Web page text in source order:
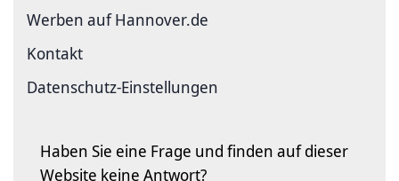
Werben auf Hannover.de
Kontakt
Datenschutz-Einstellungen
Haben Sie eine Frage und finden auf dieser
Website keine Antwort?